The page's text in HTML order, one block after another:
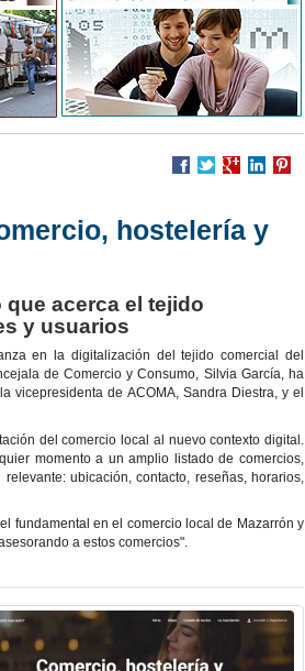
hostelería y
acerca el tejido
y usuarios
en la digitalización del tejido comercial del
de Comercio y Consumo, Silvia García, ha
de ACOMA, Sandra Diestra, y el
del comercio local al nuevo contexto digital.
momento a un amplio listado de comercios,
ubicación, contacto, reseñas, horarios,
fundamental en el comercio local de Mazarrón y
a estos comercios".